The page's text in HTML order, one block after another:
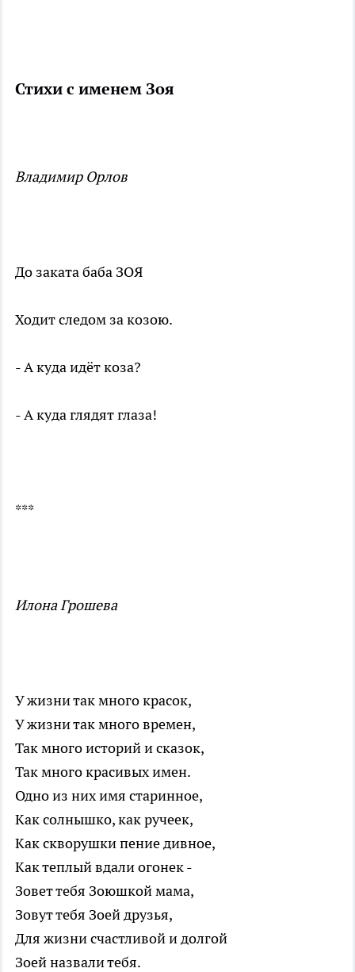
Стихи с именем Зоя
Владимир Орлов
До заката баба ЗОЯ
Ходит следом за козою.
- А куда идёт коза?
- А куда глядят глаза!
***
Илона Грошева
У жизни так много красок,
У жизни так много времен,
Так много историй и сказок,
Так много красивых имен.
Одно из них имя старинное,
Как солнышко, как ручеек,
Как скворушки пение дивное,
Как теплый вдали огонек -
Зовет тебя Зоюшкой мама,
Зовут тебя Зоей друзья,
Для жизни счастливой и долгой
Зоей назвали тебя.